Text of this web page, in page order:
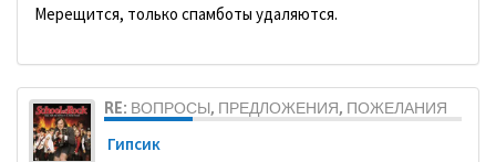
Мерещится, только спамботы удаляются.
RE: ВОПРОСЫ, ПРЕДЛОЖЕНИЯ, ПОЖЕЛАНИЯ
Гипсик